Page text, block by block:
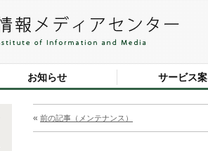
お知らせ サービス
« 前の記事（メンテナンス）